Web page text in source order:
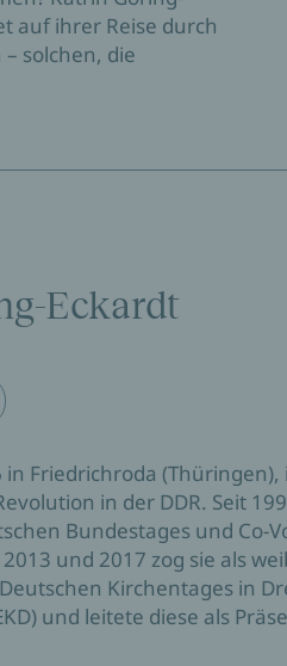
auf ihrer Reise durch
solchen, die
Eckardt
Friedrichroda
in der DDR. Seit
Bundestages und
und 2017 zog sie als
Kirchentages in
und leitete diese als